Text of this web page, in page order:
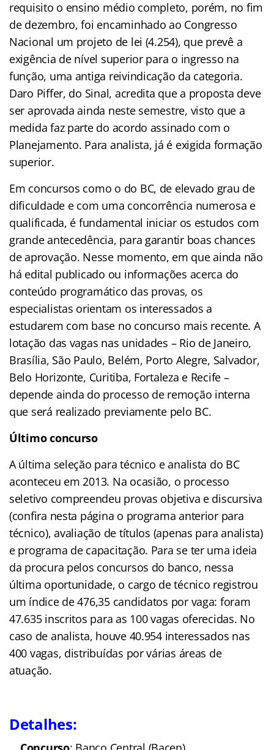
requisito o ensino médio completo, porém, no fim
de dezembro, foi encaminhado ao Congresso
Nacional um projeto de lei (4.254), que prevê a
exigência de nível superior para o ingresso na
função, uma antiga reivindicação da categoria.
Daro Piffer, do Sinal, acredita que a proposta deve
ser aprovada ainda neste semestre, visto que a
medida faz parte do acordo assinado com o
Planejamento. Para analista, já é exigida formação
superior.
Em concursos como o do BC, de elevado grau de
dificuldade e com uma concorrência numerosa e
qualificada, é fundamental iniciar os estudos com
grande antecedência, para garantir boas chances
de aprovação. Nesse momento, em que ainda não
há edital publicado ou informações acerca do
conteúdo programático das provas, os
especialistas orientam os interessados a
estudarem com base no concurso mais recente. A
lotação das vagas nas unidades – Rio de Janeiro,
Brasília, São Paulo, Belém, Porto Alegre, Salvador,
Belo Horizonte, Curitiba, Fortaleza e Recife –
depende ainda do processo de remoção interna
que será realizado previamente pelo BC.
Último concurso
A última seleção para técnico e analista do BC
aconteceu em 2013. Na ocasião, o processo
seletivo compreendeu provas objetiva e discursiva
(confira nesta página o programa anterior para
técnico), avaliação de títulos (apenas para analista)
e programa de capacitação. Para se ter uma ideia
da procura pelos concursos do banco, nessa
última oportunidade, o cargo de técnico registrou
um índice de 476,35 candidatos por vaga: foram
47.635 inscritos para as 100 vagas oferecidas. No
caso de analista, houve 40.954 interessados nas
400 vagas, distribuídas por várias áreas de
atuação.
Detalhes: